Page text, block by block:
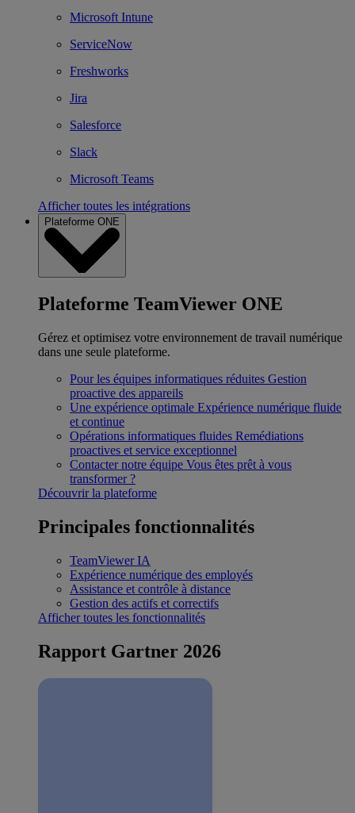
Microsoft Intune
ServiceNow
Freshworks
Jira
Salesforce
Slack
Microsoft Teams
Afficher toutes les intégrations
Plateforme ONE
Plateforme TeamViewer ONE
Gérez et optimisez votre environnement de travail numérique
dans une seule plateforme.
Pour les équipes informatiques réduites Gestion
proactive des appareils
Une expérience optimale Expérience numérique fluide
et continue
Opérations informatiques fluides Remédiations
proactives et service exceptionnel
Contacter notre équipe Vous êtes prêt à vous
transformer ?
Découvrir la plateforme
Principales fonctionnalités
TeamViewer IA
Expérience numérique des employés
Assistance et contrôle à distance
Gestion des actifs et correctifs
Afficher toutes les fonctionnalités
Rapport Gartner 2026